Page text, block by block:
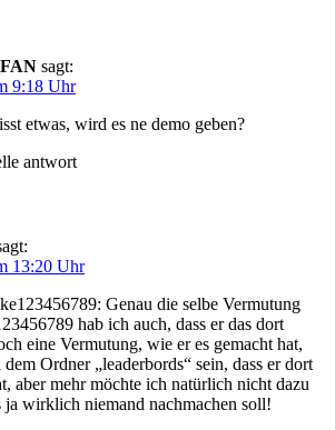
sagt:
9:18 Uhr
etwas, wird es ne demo geben?
antwort
13:20 Uhr
Genau die selbe Vermutung
hab ich auch, dass er das dort
eine Vermutung, wie er es gemacht hat,
Ordner „leaderbords“ sein, dass er dort
aber mehr möchte ich natürlich nicht dazu
ja wirklich niemand nachmachen soll!